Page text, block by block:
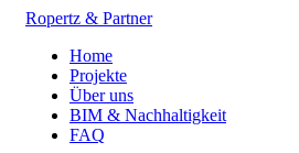
Ropertz & Partner
Home
Projekte
Über uns
BIM & Nachhaltigkeit
FAQ